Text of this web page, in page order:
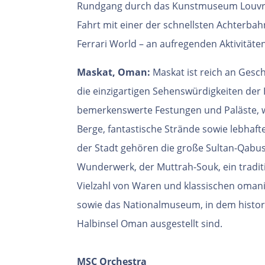
Rundgang durch das Kunstmuseum
Fahrt mit einer der schnellsten
Ferrari World – an aufregenden
Maskat, Oman: Maskat ist reich an
die einzigartigen Sehenswürdigkeiten
bemerkenswerte Festungen und
Berge, fantastische Strände sowie
der Stadt gehören die große Sultan-
Wunderwerk, der Muttrah-Souk, ein
Vielzahl von Waren und klassischen
sowie das Nationalmuseum, in dem
Halbinsel Oman ausgestellt sind.
MSC Orchestra